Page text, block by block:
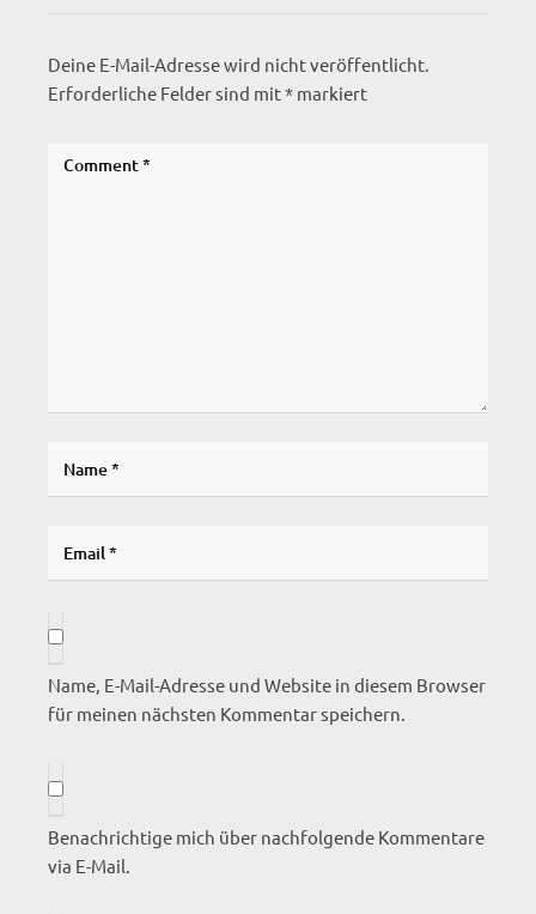
Deine E-Mail-Adresse wird nicht veröffentlicht.
Erforderliche Felder sind mit* markiert
Name, E-Mail-Adresse und Website in diesem Browser
für meinen nächsten Kommentar speichern.
Benachrichtige mich über nachfolgende Kommentare
via E-Mail.